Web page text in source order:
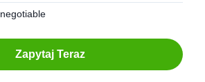
negotiable
Zapytaj Teraz